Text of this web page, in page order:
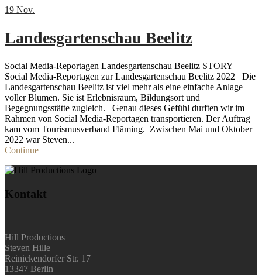
19 Nov.
Landesgartenschau Beelitz
Social Media-Reportagen Landesgartenschau Beelitz STORY
Social Media-Reportagen zur Landesgartenschau Beelitz 2022 Die
Landesgartenschau Beelitz ist viel mehr als eine einfache Anlage
voller Blumen. Sie ist Erlebnisraum, Bildungsort und
Begegnungsstätte zugleich. Genau dieses Gefühl durften wir im
Rahmen von Social Media-Reportagen transportieren. Der Auftrag
kam vom Tourismusverband Fläming. Zwischen Mai und Oktober
2022 war Steven...
Continue
Kontakt
Hill Productions
Steven Hille
Reinickendorfer Str. 17
13347 Berlin